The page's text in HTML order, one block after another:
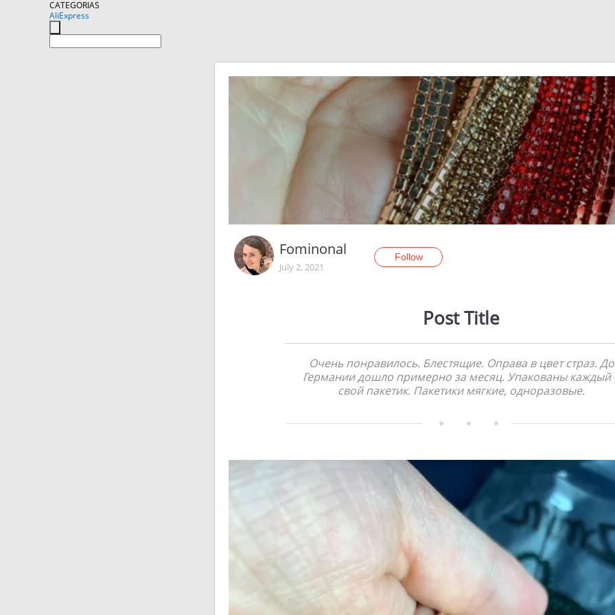
CATEGORIAS
AliExpress
Fominonal
July 2, 2021
Follow
Post Title
Очень понравилось. Блестящие. Оправа в цвет страз. До
Германии дошло примерно за месяц. Упакованы каждый
свой пакетик. Пакетики мягкие, одноразовые.